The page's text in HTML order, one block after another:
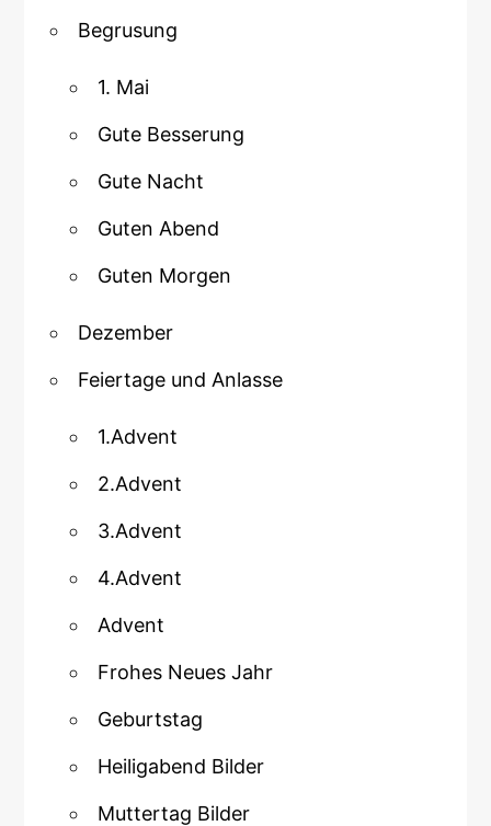
Begrusung
1. Mai
Gute Besserung
Gute Nacht
Guten Abend
Guten Morgen
Dezember
Feiertage und Anlasse
1.Advent
2.Advent
3.Advent
4.Advent
Advent
Frohes Neues Jahr
Geburtstag
Heiligabend Bilder
Muttertag Bilder